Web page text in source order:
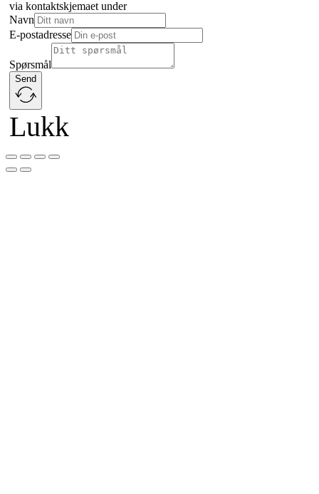
via kontaktskjemaet under
Navn
E-postadresse
Spørsmål
Send
Lukk